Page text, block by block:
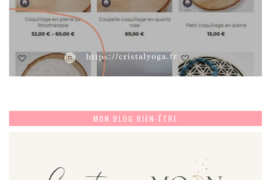
MON BLOG BIEN-ÊTRE